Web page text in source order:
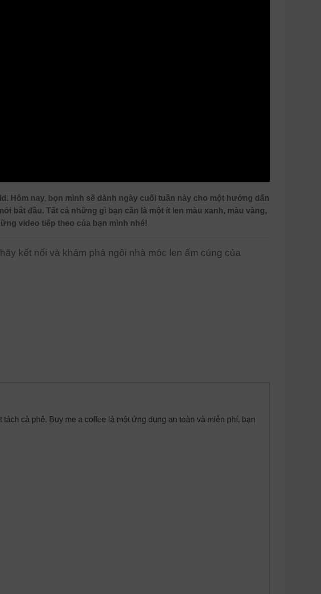
Hôm nay, bọn mình sẽ dành ngày cuối tuần này cho một hướng dấn
bắt đầu. Tất cả những gì bạn cần là một ít len màu xanh, màu vàng,
video tiếp theo của bạn mình nhé!
kết nối và khám phá ngôi nhà móc len ấm cúng của
cà phê. Buy me a coffee là một ứng dụng an toàn và miễn phí, bạn